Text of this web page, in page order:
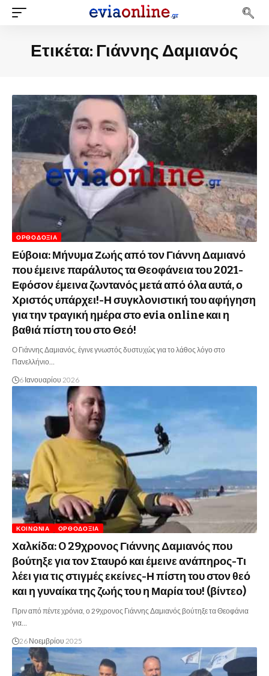
Ετικέτα: Γιάννης Δαμιανός
ΟΡΘΟΔΟΞΊΑ
Εύβοια: Μήνυμα Ζωής από τον Γιάννη Δαμιανό
που έμεινε παράλυτος τα Θεοφάνεια του 2021-
Εφόσον έμεινα ζωντανός μετά από όλα αυτά, ο
Χριστός υπάρχει!-Η συγκλονιστική του αφήγηση
για την τραγική ημέρα στο evia online και η
βαθιά πίστη του στο Θεό!
Ο Γιάννης Δαμιανός, έγινε γνωστός δυστυχώς για το λάθος λόγο στο
Πανελλήνιο…
6 Ιανουαρίου 2026
ΚΟΙΝΩΝΊΑ ΟΡΘΟΔΟΞΊΑ
Χαλκίδα: O 29χρονος Γιάννης Δαμιανός που
βούτηξε για τον Σταυρό και έμεινε ανάπηρος-Τι
λέει για τις στιγμές εκείνες-Η πίστη του στον θεό
και η γυναίκα της ζωής του η Μαρία του! (βίντεο)
Πριν από πέντε χρόνια, ο 29χρονος Γιάννης Δαμιανός βούτηξε τα Θεοφάνια
για…
26 Νοεμβρίου 2025